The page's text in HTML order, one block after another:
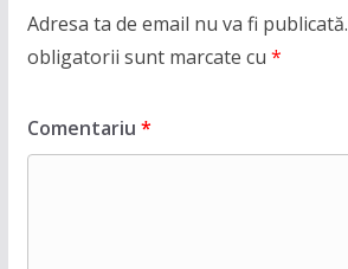
Adresa ta de email nu va fi publicată.
obligatorii sunt marcate cu *
Comentariu *